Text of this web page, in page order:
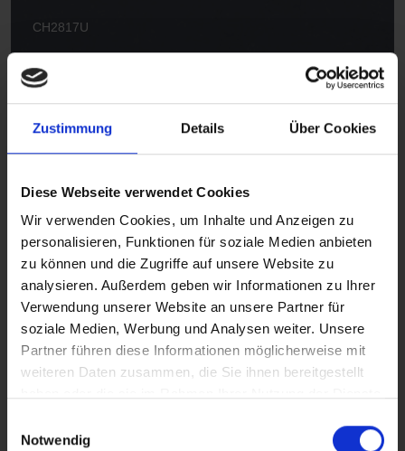
Zustimmung Details Über Cookies
Diese Webseite verwendet Cookies
Wir verwenden Cookies, um Inhalte und Anzeigen zu
personalisieren, Funktionen für soziale Medien anbieten
zu können und die Zugriffe auf unsere Website zu
analysieren. Außerdem geben wir Informationen zu Ihrer
Verwendung unserer Website an unsere Partner für
soziale Medien, Werbung und Analysen weiter. Unsere
Partner führen diese Informationen möglicherweise mit
weiteren Daten zusammen, die Sie ihnen bereitgestellt
Notwendig
CH2817U
Rap
CH2820U